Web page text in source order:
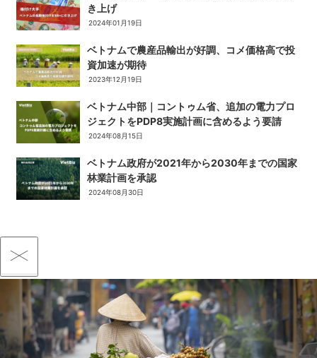
き上げ
2024年01月19日
ベトナムで農産品輸出が好調、コメ価格高で投
資加速が期待
2023年12月19日
ベトナム中部｜コントゥム省、追加の電力プロ
ジェクトをPDP8実施計画に含めるよう要請
2024年08月15日
ベトナム政府が2021年から2030年までの国家
林業計画を承認
2024年08月30日